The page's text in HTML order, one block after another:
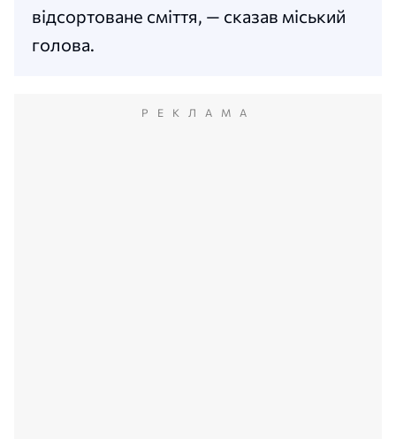
відсортоване сміття, — сказав міський
голова.
РЕКЛАМА